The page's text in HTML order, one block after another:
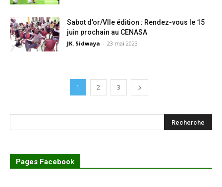
Sabot d’or/VIIe édition : Rendez-vous le 15
juin prochain au CENASA
JK. Sidwaya - 23 mai 2023
1 2 3
Pages Facebook